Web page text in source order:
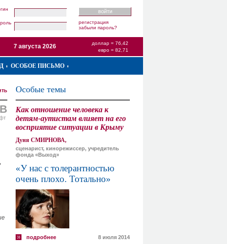
регистрация
забыли пароль?
доллар = 76,42
евро = 82,71
7 августа 2026
ОСОБОЕ ПИСЬМО
В
Особые темы
Как отношение человека к
детям-аутистам влияет на его
восприятие ситуации в Крыму
Дуня СМИРНОВА,
сценарист, кинорежиссер, учредитель
фонда «Выход»
«У нас с толерантностью
очень плохо. Тотально»
подробнее 8 июля 2014